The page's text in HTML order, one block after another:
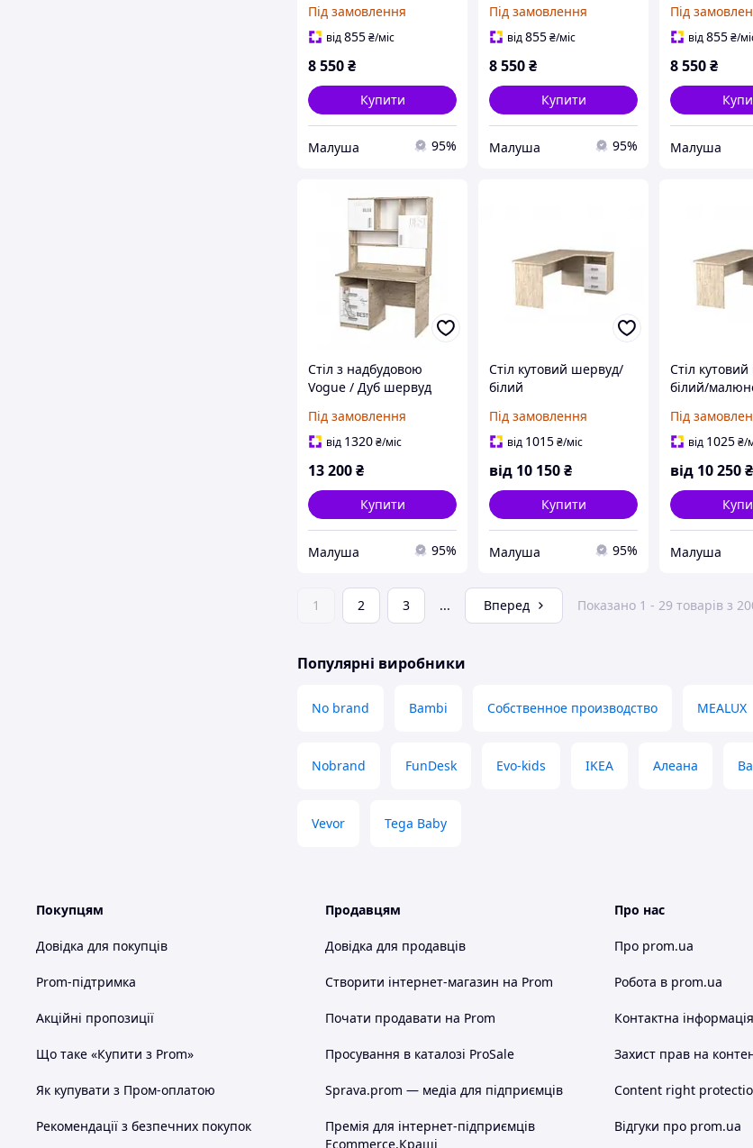
Під замовлення
від855₴/міс
8 550₴
Купити
Малуша 95%
Під замовлення
від855₴/міс
8 550₴
Купити
Малуша 95%
Під
від855₴/
8 550₴
Малуша
Стіл з надбудовою
Vogue / Дуб шервуд
Під замовлення
від 1320₴/міс
13 200₴
Купити
Малуша 95%
Стіл кутовий шервуд/
білий
Під замовлення
від 1015₴/міс
від 10 150₴
Купити
Малуша 95%
Стіл
білий/
Під
від 1025₴/
від 10 250₴
Малуша
1 2 3 ... Вперед Показано 1 - 29 товарів з
Популярні виробники
No brand Bambi Собственное производство MEALUX
Nobrand FunDesk Evo-kids IKEA Алеана
Vevor Tega Baby
Покупцям
Довідка для покупців
Prom-підтримка
Акційні пропозиції
Що таке «Купити з Prom»
Як купувати з Пром-оплатою
Рекомендації з безпечних покупок
Продавцям
Довідка для продавців
Створити інтернет-магазин на Prom
Почати продавати на Prom
Просування в каталозі ProSale
Sprava.prom — медіа для підприємців
Премія для інтернет-підприємців
Ecommerce.Кращі
Про нас
Про prom.ua
Робота в prom.ua
Контактна інформація
Захист прав на
Content right
Відгуки про prom.ua